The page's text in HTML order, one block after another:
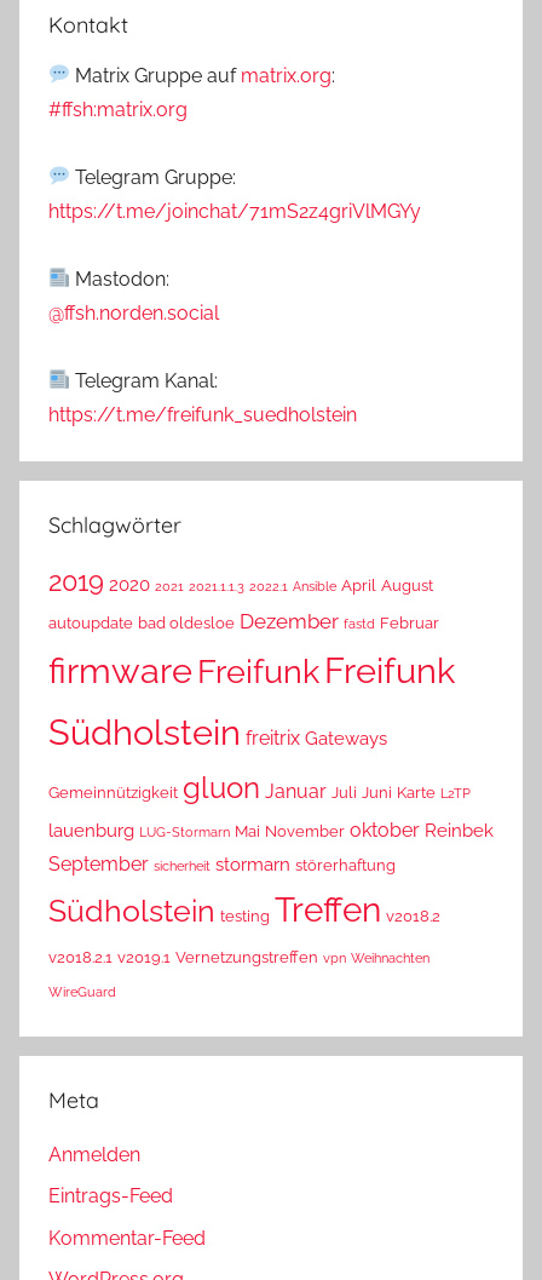
Kontakt
Matrix Gruppe auf matrix.org:
#ffsh:matrix.org
Telegram Gruppe:
https://t.me/joinchat/71mS2z4griVlMGYy
Mastodon:
@ffsh.norden.social
Telegram Kanal:
https://t.me/freifunk_suedholstein
Schlagwörter
2019 2020 2021 2021.1.1.3 2022.1 Ansible April August
autoupdate bad oldesloe Dezember fastd Februar
firmwareFreifunkFreifunk
Südholstein freitrix Gateways
Gemeinnützigkeit gluon Januar Juli Juni Karte L2TP
lauenburg LUG-Stormarn Mai November oktober Reinbek
September sicherheit stormarn störerhaftung
Südholstein testing Treffen v2018.2
v2018.2.1 v2019.1 Vernetzungstreffen vpn Weihnachten
WireGuard
Meta
Anmelden
Eintrags-Feed
Kommentar-Feed